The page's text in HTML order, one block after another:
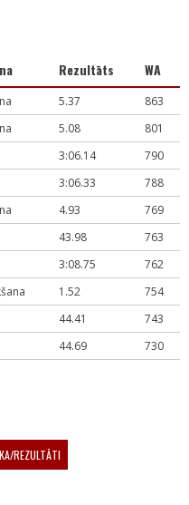
Rezultāts WA
5.37
863
5.08
801
3:06.14
790
3:06.33
788
4.93
769
43.98
763
3:08.75
762
1.52
754
44.41
743
44.69 730
REZULTĀTI